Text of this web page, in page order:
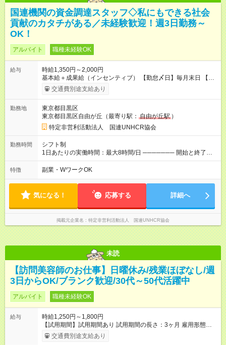
国連機関の資金調達スタッフ◇私にもできる社会
貢献のカタチがある／未経験歓迎！週3日勤務～
OK！
アルバイト 職種未経験OK
給与
時給1,350円～2,000円
基本給＋成果給（インセンティブ） 【勤怠〆日】毎月末日 【給
与支払】翌月15日 下記はモデルの月収例です。詳細は面接でご
案内します。 ────── モデル月収 ────── 【週3日／月12日
万(時給1400円～) 【週4日／月16日勤務の場合】 1年目:月収
20.5万(時給1350円～) 2年目:月収25.6万(時給1400円～) 【週5日
／月22日勤務の場合】 1年目:月収28.1万(時給1350円～) 2年目:
月収35.0万(時給1400円～) ※上記は1日8時間換算、成果給を加
算した目安金額です ◇時間外手当 ◇通勤手当 ◇健康管理補助 ◇
インフルエンザ予防接種補助 ◇成果給（個人業績／月毎）​ ◇チ
次昇給制度 ◇昇格制度 【試用期間】試用期間あり 試用期間の長
さ：1ヶ月 雇用形態、給与は本採用時と同じです。 初回は1か月
契約でトライアル期間（給与・待遇に差異なし）
交通費別途支給あり
勤務地
東京都目黒区
東京都目黒区自由が丘（最寄り駅： 自由が丘駅 ）
特定非営利活動法人 国連UNHCR協会
勤務時間
シフト制
1日あたりの実働時間：最大8時間/日 ─────── 開始と終了時
間 ─────── 8:00～21:00の中でシフト制 ※実働8時間（休憩
60分） ※活動場所により開始・終了時間は変動 ─────── 選
や月水金日、火水金土日など フルタイムで取り組みたい方も、
Ｗワーク希望の方も歓迎◎
特徴 副業・WワークOK
気になる！ 応募する 詳細へ
掲載元企業名 特定非営利活動法人 国連UNHCR協会
未読
【訪問美容師のお仕事】日曜休み/残業ほぼなし/週
3日からOK/ブランク歓迎/30代～50代活躍中
アルバイト 職種未経験OK
給与
時給1,250円～1,800円
【試用期間】試用期間あり 試用期間の長さ：3ヶ月 雇用形態、
給与は本採用時と同じです。
交通費別途支給あり